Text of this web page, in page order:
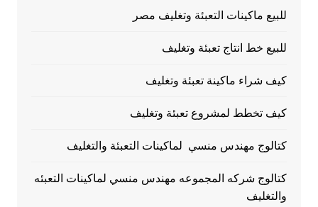
للبيع ماكينات التعبئة وتغليف مصر
للبيع خط انتاج تعبئة وتغليف
كيف شراء ماكينة تعبئة وتغليف
كيف تخطط لمشروع تعبئة وتغليف
كتالوج مهندس منسي لماكينات التعبئة والتغليف
كتالوج شركه المجموعه مهندس منسي لماكينات التعبئه
والتغليف